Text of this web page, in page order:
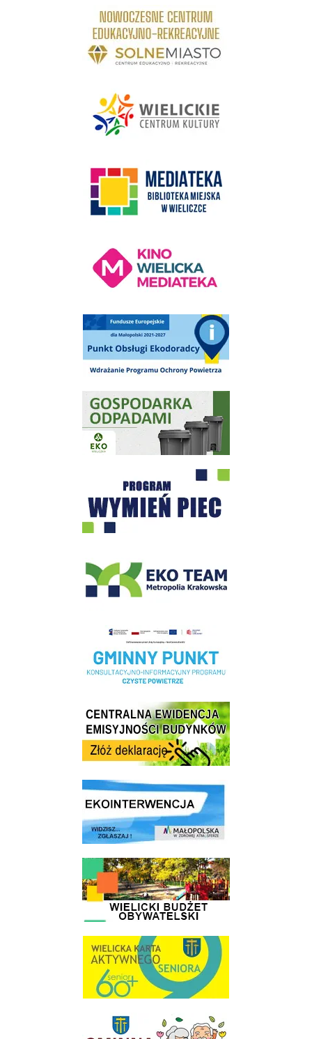
link do strony Centrum Edukacyjno Rekreacyjne
Punkt Obsługi Ekodoradcy Wieliczka
Gospodarka odpadami na terenie Miasta i Gminy Wieliczka
Program "Czyste Powietrze" - Wieliczka
Realizacja Programu Czyste Powietrze w Gminie Wieliczka
Centrala Ewidencja Emisyjności Budynków - złóż deklarację
link do strony ekointerwencja dot.- powietrza
link do strony - Wielicki Budżet Obywatelski
link do strony Wielicka Karta Aktywnego Seniora
link do strony Gminnej Rady Seniorow - Wieliczka